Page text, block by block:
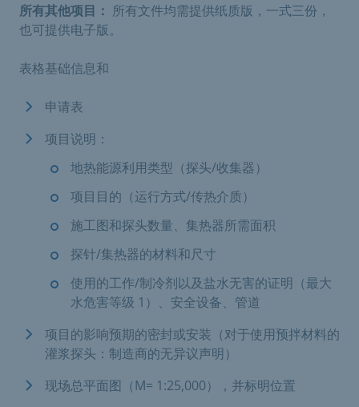
所有其他项目： 所有文件均需提供纸质版，一式三份，
也可提供电子版。
表格基础信息和
申请表
项目说明：
地热能源利用类型（探头/收集器）
项目目的（运行方式/传热介质）
施工图和探头数量、集热器所需面积
探针/集热器的材料和尺寸
使用的工作/制冷剂以及盐水无害的证明（最大
水危害等级 1）、安全设备、管道
项目的影响预期的密封或安装（对于使用预拌材料的
灌浆探头：制造商的无异议声明）
现场总平面图（M= 1:25,000），并标明位置